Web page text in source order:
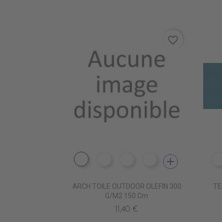
PP0521 ECRUPP0531 CAMOMILLE
PP0581 CADETPP0601 BLACK
add
ARCH TOILE OUTDOOR OLEFIN 300
G/m2 150 Cm
11,40 €
favorite_border